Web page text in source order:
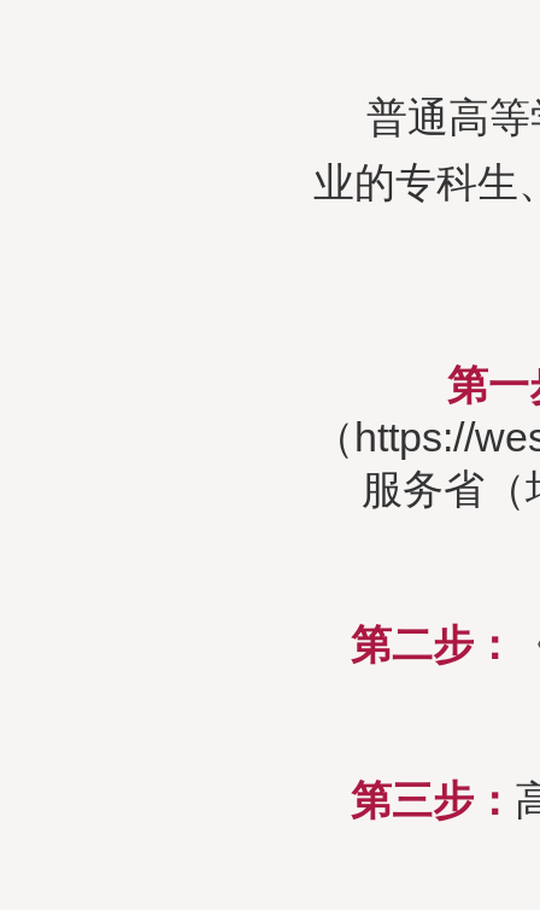
普通高
业的专科生
第一
（https://
服务省（
第二步：
第三步：